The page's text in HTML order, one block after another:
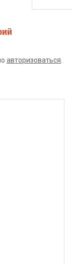
авторизоваться